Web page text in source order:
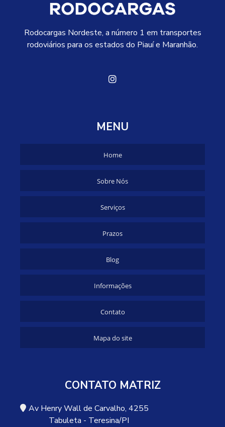
Rodocargas Nordeste, a número 1 em transportes
rodoviários para os estados do Piauí e Maranhão.
MENU
Home
Sobre Nós
Serviços
Prazos
Blog
Informações
Contato
Mapa do site
CONTATO MATRIZ
Av Henry Wall de Carvalho, 4255
Tabuleta - Teresina/PI